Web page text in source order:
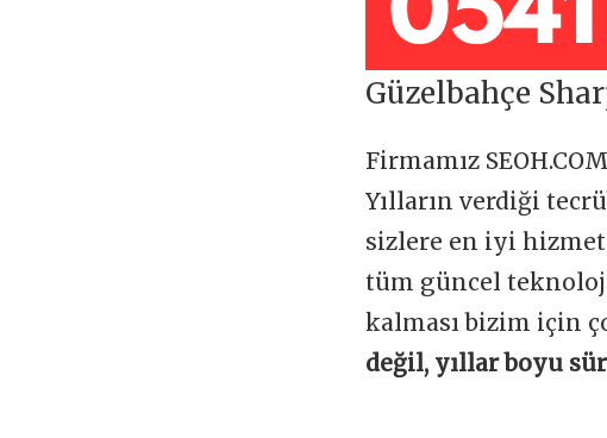
Güzelbahçe
Firmamız
Yılların verdiği
sizlere en iyi
tüm güncel
kalması bizim için
değil, yıllar boyu